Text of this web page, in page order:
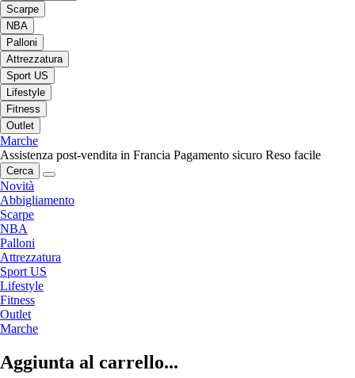
Scarpe
NBA
Palloni
Attrezzatura
Sport US
Lifestyle
Fitness
Outlet
Marche
Assistenza post-vendita in Francia Pagamento sicuro Reso facile
Cerca
Novità
Abbigliamento
Scarpe
NBA
Palloni
Attrezzatura
Sport US
Lifestyle
Fitness
Outlet
Marche
Aggiunta al carrello...